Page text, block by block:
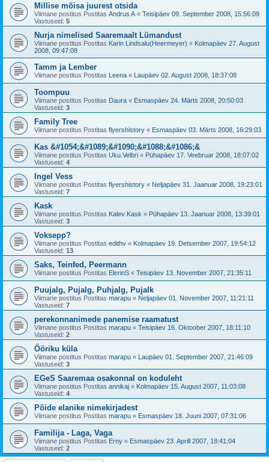
Millise mõisa juurest otsida
Viimane postitus Postitas Andrus A « Teisipäev 09. September 2008, 15:56:09
Vastuseid: 5
Nurja nimelised Saaremaalt Lümandust
Viimane postitus Postitas Karin Lindsalu(Heermeyer) « Kolmapäev 27. August
2008, 09:47:08
Tamm ja Lember
Viimane postitus Postitas Leena « Laupäev 02. August 2008, 18:37:08
Toompuu
Viimane postitus Postitas Daura « Esmaspäev 24. Märts 2008, 20:50:03
Vastuseid: 3
Family Tree
Viimane postitus Postitas flyershistory « Esmaspäev 03. Märts 2008, 16:29:03
Kas &#1054;&#1089;&#1090;&#1088;&#1086;&
Viimane postitus Postitas Uku.Velbri « Pühapäev 17. Veebruar 2008, 18:07:02
Vastuseid: 4
Ingel Vess
Viimane postitus Postitas flyershistory « Neljapäev 31. Jaanuar 2008, 19:23:01
Vastuseid: 7
Kask
Viimane postitus Postitas Kalev Kask « Pühapäev 13. Jaanuar 2008, 13:39:01
Vastuseid: 3
Voksepp?
Viimane postitus Postitas edithv « Kolmapäev 19. Detsember 2007, 19:54:12
Vastuseid: 13
Saks, Teinfed, Peermann
Viimane postitus Postitas ElerinS « Teisipäev 13. November 2007, 21:35:11
Puujalg, Pujalg, Puhjalg, Pujalk
Viimane postitus Postitas marapu « Neljapäev 01. November 2007, 11:21:11
Vastuseid: 7
perekonnanimede panemise raamatust
Viimane postitus Postitas marapu « Teisipäev 16. Oktoober 2007, 18:11:10
Vastuseid: 2
Ööriku küla
Viimane postitus Postitas marapu « Laupäev 01. September 2007, 21:46:09
Vastuseid: 3
EGeS Saaremaa osakonnal on koduleht
Viimane postitus Postitas annikaj « Kolmapäev 15. August 2007, 11:03:08
Vastuseid: 4
Pöide elanike nimekirjadest
Viimane postitus Postitas marapu « Esmaspäev 18. Juuni 2007, 07:31:06
Familija - Laga, Vaga
Viimane postitus Postitas Erny « Esmaspäev 23. Aprill 2007, 18:41:04
Vastuseid: 2